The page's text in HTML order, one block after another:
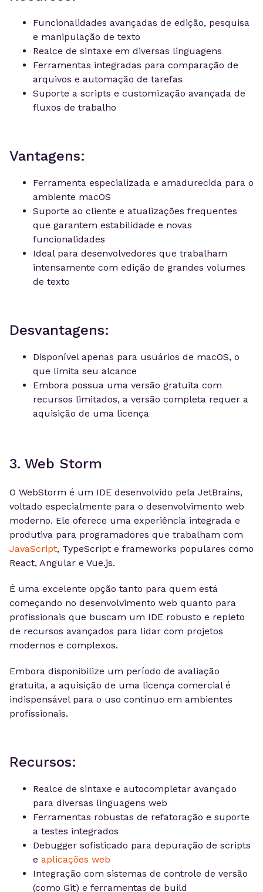
Funcionalidades avançadas de edição, pesquisa
e manipulação de texto
Realce de sintaxe em diversas linguagens
Ferramentas integradas para comparação de
arquivos e automação de tarefas
Suporte a scripts e customização avançada de
fluxos de trabalho
Vantagens:
Ferramenta especializada e amadurecida para o
ambiente macOS
Suporte ao cliente e atualizações frequentes
que garantem estabilidade e novas
funcionalidades
Ideal para desenvolvedores que trabalham
intensamente com edição de grandes volumes
de texto
Desvantagens:
Disponível apenas para usuários de macOS, o
que limita seu alcance
Embora possua uma versão gratuita com
recursos limitados, a versão completa requer a
aquisição de uma licença
3. Web Storm
O WebStorm é um IDE desenvolvido pela JetBrains,
voltado especialmente para o desenvolvimento web
moderno. Ele oferece uma experiência integrada e
produtiva para programadores que trabalham com
JavaScript, TypeScript e frameworks populares como
React, Angular e Vue.js.
É uma excelente opção tanto para quem está
começando no desenvolvimento web quanto para
profissionais que buscam um IDE robusto e repleto
de recursos avançados para lidar com projetos
modernos e complexos.
Embora disponibilize um período de avaliação
gratuita, a aquisição de uma licença comercial é
indispensável para o uso contínuo em ambientes
profissionais.
Recursos:
Realce de sintaxe e autocompletar avançado
para diversas linguagens web
Ferramentas robustas de refatoração e suporte
a testes integrados
Debugger sofisticado para depuração de scripts
e aplicações web
Integração com sistemas de controle de versão
(como Git) e ferramentas de build